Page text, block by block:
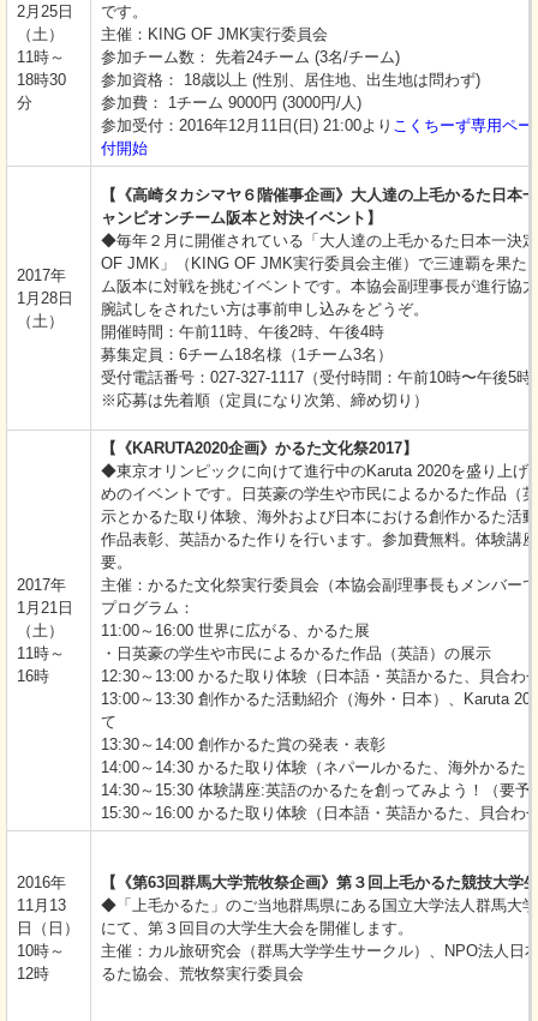
2月25日
（土）
11時～
18時30
分
です。
主催：KING OF JMK実行委員会
参加チーム数： 先着24チーム (3名/チーム)
参加資格： 18歳以上 (性別、居住地、出生地は問わず)
参加費： 1チーム 9000円 (3000円/人)
参加受付：2016年12月11日(日) 21:00より こくちーず専用ペー
付開始
2017年
1月28日
（土）
【《高崎タカシマヤ６階催事企画》大人達の上毛かるた日本
ャンピオンチーム阪本と対決イベント】
◆毎年２月に開催されている「大人達の上毛かるた日本一決
OF JMK」（KING OF JMK実行委員会主催）で三連覇を果た
ム阪本に対戦を挑むイベントです。本協会副理事長が進行協
腕試しをされたい方は事前申し込みをどうぞ。
開催時間：午前11時、午後2時、午後4時
募集定員：6チーム18名様（1チーム3名）
受付電話番号：027-327-1117（受付時間：午前10時〜午後5時
※応募は先着順（定員になり次第、締め切り）
2017年
1月21日
（土）
11時～
16時
【《KARUTA2020企画》かるた文化祭2017】
◆東京オリンピックに向けて進行中のKaruta 2020を盛り上げ
めのイベントです。日英豪の学生や市民によるかるた作品（
示とかるた取り体験、海外および日本における創作かるた活
作品表彰、英語かるた作りを行います。参加費無料。体験講
要。
主催：かるた文化祭実行委員会（本協会副理事長もメンバー
プログラム：
11:00～16:00 世界に広がる、かるた展
・日英豪の学生や市民によるかるた作品（英語）の展示
12:30～13:00 かるた取り体験（日本語・英語かるた、貝合わ
13:00～13:30 創作かるた活動紹介（海外・日本）、Karuta
て
13:30～14:00 創作かるた賞の発表・表彰
14:00～14:30 かるた取り体験（ネパールかるた、海外かるた
14:30～15:30 体験講座:英語のかるたを創ってみよう！（要予
15:30～16:00 かるた取り体験（日本語・英語かるた、貝合わ
2016年
11月13
日（日）
10時～
12時
【《第63回群馬大学荒牧祭企画》第３回上毛かるた競技大学
◆「上毛かるた」のご当地群馬県にある国立大学法人群馬大
にて、第３回目の大学生大会を開催します。
主催：カル旅研究会（群馬大学学生サークル）、NPO法人日
るた協会、荒牧祭実行委員会